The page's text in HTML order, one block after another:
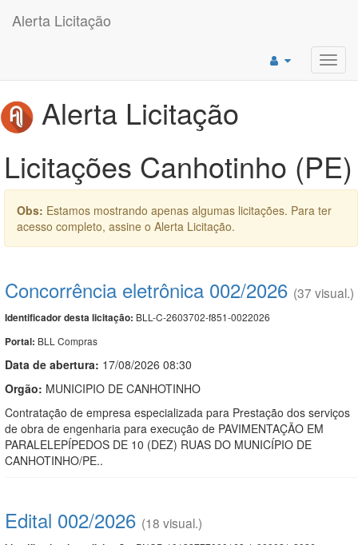
Alerta Licitação
Alerta Licitação
Licitações Canhotinho (PE)
Obs: Estamos mostrando apenas algumas licitações. Para ter
acesso completo, assine o Alerta Licitação.
Concorrência eletrônica 002/2026 (37 visual.)
Identificador desta licitação: BLL-C-2603702-f851-0022026
Portal: BLL Compras
Data de abertura: 17/08/2026 08:30
Orgão: MUNICIPIO DE CANHOTINHO
Contratação de empresa especializada para Prestação dos serviços
de obra de engenharia para execução de PAVIMENTAÇÃO EM
PARALELEPÍPEDOS DE 10 (DEZ) RUAS DO MUNICÍPIO DE
CANHOTINHO/PE..
Edital 002/2026 (18 visual.)